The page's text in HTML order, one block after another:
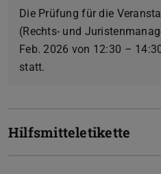
Die Prüfung für die
(Rechts- und
Feb. 2026 von 12:30 –
statt.
Hilfsmitteletikette